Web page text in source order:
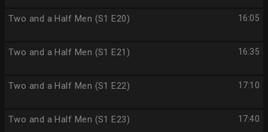
16:05
Two and a Half Men (S1 E20)
16:35
Two and a Half Men (S1 E21)
17:10
Two and a Half Men (S1 E22)
17:40
Two and a Half Men (S1 E23)